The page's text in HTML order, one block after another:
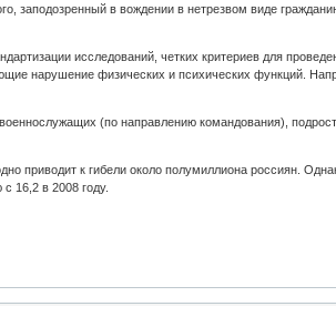
заподозренный в вождении в нетрезвом виде
исследований, четких критериев для
нарушение физических и психических функций.
(по направлению командования),
приводит к гибели около полумиллиона россиян.
16,2 в 2008 году.